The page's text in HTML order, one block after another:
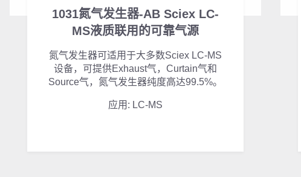
1031氮气发生器-AB Sciex LC-
MS液质联用的可靠气源
氮气发生器可适用于大多数Sciex LC-MS
设备，可提供Exhaust气，Curtain气和
Source气，氮气发生器纯度高达99.5%。
应用: LC-MS